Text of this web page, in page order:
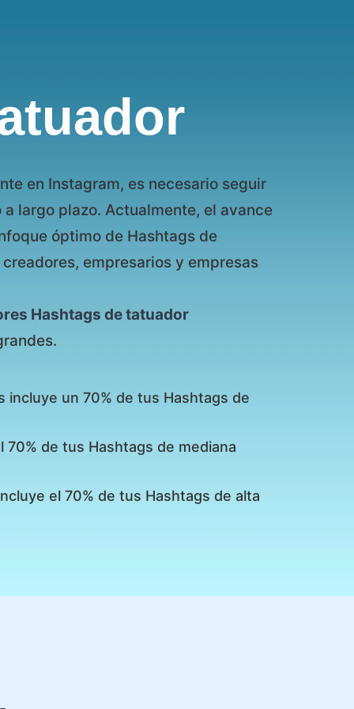
en Instagram, es necesario seguir
largo plazo. Actualmente, el avance
óptimo de Hashtags de
empresarios y empresas
Hashtags de tatuador
incluye un 70% de tus Hashtags de
de tus Hashtags de mediana
el 70% de tus Hashtags de alta